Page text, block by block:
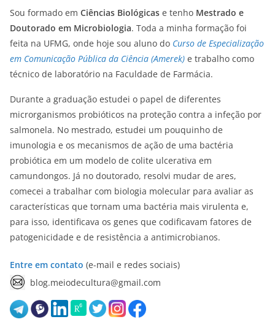
Sou formado em Ciências Biológicas e tenho Mestrado e
Doutorado em Microbiologia. Toda a minha formação foi
feita na UFMG, onde hoje sou aluno do Curso de Especialização
em Comunicação Pública da Ciência (Amerek) e trabalho como
técnico de laboratório na Faculdade de Farmácia.
Durante a graduação estudei o papel de diferentes
microrganismos probióticos na proteção contra a infeção por
salmonela. No mestrado, estudei um pouquinho de
imunologia e os mecanismos de ação de uma bactéria
probiótica em um modelo de colite ulcerativa em
camundongos. Já no doutorado, resolvi mudar de ares,
comecei a trabalhar com biologia molecular para avaliar as
características que tornam uma bactéria mais virulenta e,
para isso, identificava os genes que codificavam fatores de
patogenicidade e de resistência a antimicrobianos.
Entre em contato (e-mail e redes sociais)
blog.meiodecultura@gmail.com